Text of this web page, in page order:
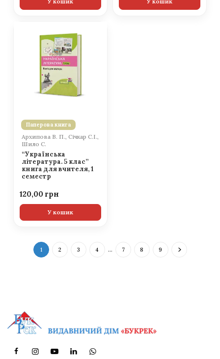
Паперова книга
Архипова В. П., Січкар С.І.,
Шило С.
“Українська
література. 5 клас”
книга для вчителя, 1
семестр
120,00
У кошик
1 2 3 4 … 7 8 9